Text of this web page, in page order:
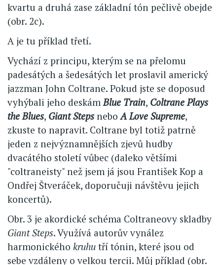
kvartu a druhá zase základní tón pečlivě obejde
(obr. 2c).
A je tu příklad třetí.
Vychází z principu, kterým se na přelomu
padesátých a šedesátých let proslavil americký
jazzman John Coltrane. Pokud jste se doposud
vyhýbali jeho deskám Blue Train, Coltrane Plays
the Blues, Giant StepsneboA Love Supreme,
zkuste to napravit. Coltrane byl totiž patrně
jeden z nejvýznamnějších zjevů hudby
dvacátého století vůbec (daleko většími
"coltraneisty" než jsem já jsou František Kop a
Ondřej Štveráček, doporučuji návštěvu jejich
koncertů).
Obr. 3 je akordické schéma Coltraneovy skladby
Giant Steps. Využívá autorův vynález
harmonického kruhu tří tónin, které jsou od
sebe vzdáleny o velkou tercii. Můj příklad (obr.